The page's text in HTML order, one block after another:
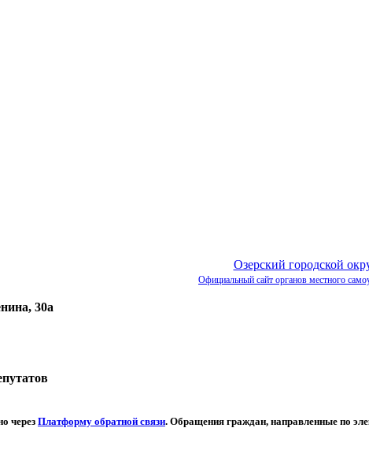
Озерский городской
Официальный сайт органов местного
30а
через Платформу обратной связи. Обращения граждан, направленные по